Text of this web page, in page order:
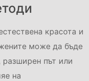
красота и
може да бъде
път или
на